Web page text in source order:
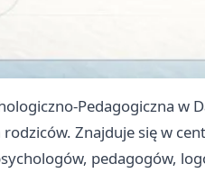
Pedagogiczna w
rodziców. Znajduje się w
pedagogów,